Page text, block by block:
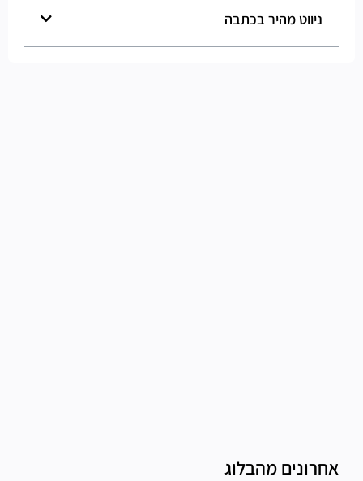
ניווט מהיר בכתבה
אחרונים מהבלוג